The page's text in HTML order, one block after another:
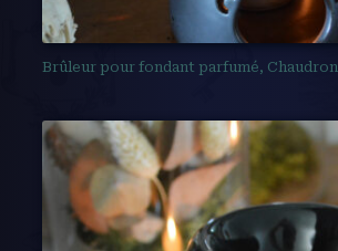
Brûleur pour fondant parfumé, Chaudron